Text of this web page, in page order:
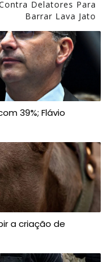
Delatores Para
Barrar Lava Jato
39%; Flávio
a criação de